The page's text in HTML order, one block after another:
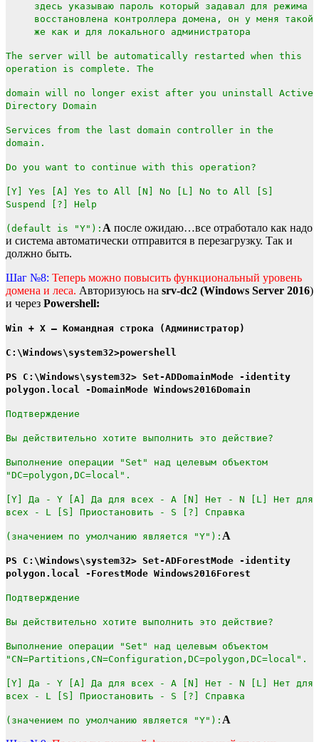
здесь указываю пароль который задавал для режима
восстановлена контроллера домена, он у меня такой
же как и для локального администратора
The server will be automatically restarted when this
operation is complete. The
domain will no longer exist after you uninstall Active
Directory Domain
Services from the last domain controller in the
domain.
Do you want to continue with this operation?
[Y] Yes [A] Yes to All [N] No [L] No to All [S]
Suspend [?] Help
(default is "Y"): A после ожидаю…все отработало как надо
и система автоматически отправится в перезагрузку. Так и
должно быть.
Шаг №8: Теперь можно повысить функциональный уровень
домена и леса. Авторизуюсь на srv-dc2 (Windows Server 2016)
и через Powershell:
Win + X — Командная строка (Администратор)
C:\Windows\system32>powershell
PS C:\Windows\system32> Set-ADDomainMode -identity
polygon.local -DomainMode Windows2016Domain
Подтверждение
Вы действительно хотите выполнить это действие?
Выполнение операции "Set" над целевым объектом
"DC=polygon,DC=local".
[Y] Да - Y [A] Да для всех - A [N] Нет - N [L] Нет для
всех - L [S] Приостановить - S [?] Справка
(значением по умолчанию является "Y"): A
PS C:\Windows\system32> Set-ADForestMode -identity
polygon.local -ForestMode Windows2016Forest
Подтверждение
Вы действительно хотите выполнить это действие?
Выполнение операции "Set" над целевым объектом
"CN=Partitions,CN=Configuration,DC=polygon,DC=local".
[Y] Да - Y [A] Да для всех - A [N] Нет - N [L] Нет для
всех - L [S] Приостановить - S [?] Справка
(значением по умолчанию является "Y"): A